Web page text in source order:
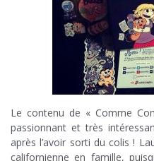
Le contenu de « Comme
passionnant et très
après l’avoir sorti du colis !
californienne en famille,